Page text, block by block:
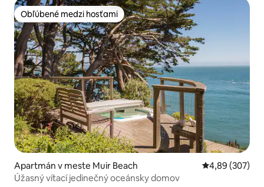
Obľúbené medzi hosťami
Obľúbené medzi hosťami
Apartmán v meste Muir Beach Priemerné
4,89 (307)
Úžasný vítací jedinečný oceánsky domov